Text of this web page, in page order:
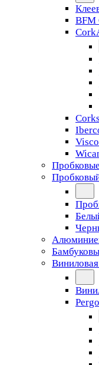
BFM
Pergo